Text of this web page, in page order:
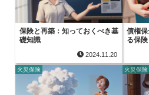
保険と再築：知っておくべき基
礎知識
2024.11.20
債権
る保険
火災保険 火災保険